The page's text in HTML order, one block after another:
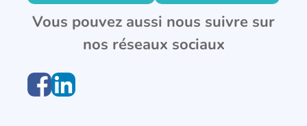
Vous pouvez aussi nous suivre sur
nos réseaux sociaux